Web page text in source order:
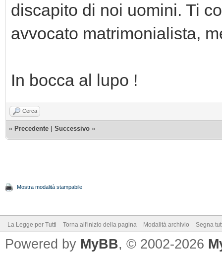
discapito di noi uomini. Ti
avvocato matrimonialista,
In bocca al lupo !
Cerca
« Precedente Successivo »
Mostra modalità stampabile
La Legge per Tutti Torna all'inizio della pagina Modalità archivio Segna
Powered by MyBB, © 2002-2026